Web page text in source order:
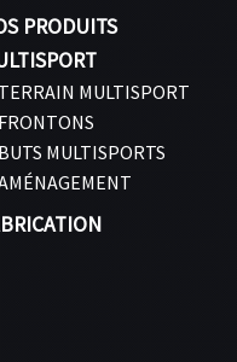
PRODUITS
TERRAIN MULTISPORT
FRONTONS
BUTS MULTISPORTS